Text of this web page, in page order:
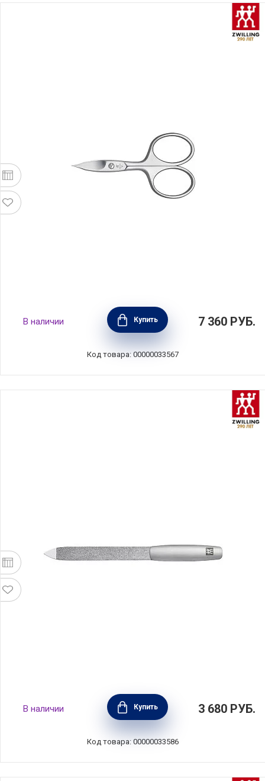
Ножницы для ногтей и кутикулы 90 мм
TWINOX Redesign, нержавеющая сталь,
Zwilling J.A. Henckels, 47355-091
В наличии Купить 7 360 РУБ.
Код товара: 00000033567
Пилочка для ногтей 130 мм TWINOX
Redesign, нержавеющая сталь, Zwilling J.A.
Henckels, 88326-131
В наличии Купить 3 680 РУБ.
Код товара: 00000033586